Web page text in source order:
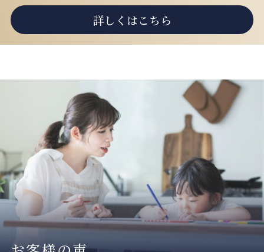
詳しくはこちら